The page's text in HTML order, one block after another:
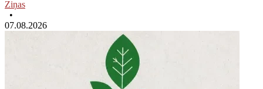
Ziņas
•
07.08.2026